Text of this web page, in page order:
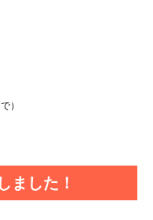
）
ました！